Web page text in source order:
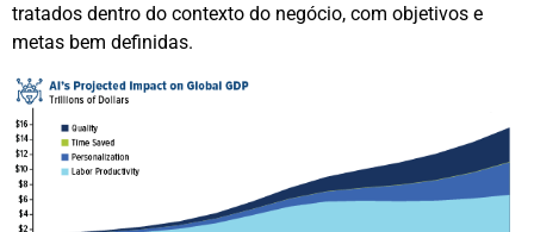
tratados dentro do contexto do negócio, com objetivos e
metas bem definidas.